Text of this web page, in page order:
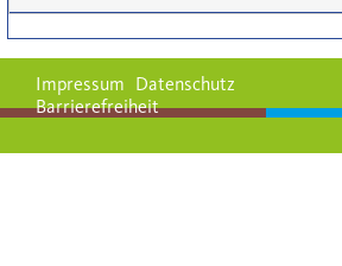
Impressum Datenschutz
Barrierefreiheit